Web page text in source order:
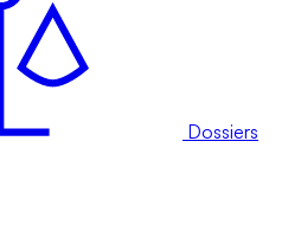
Dossiers